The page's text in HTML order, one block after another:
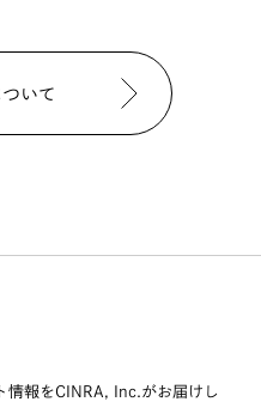
いて
情報をCINRA, Inc.がお届けし